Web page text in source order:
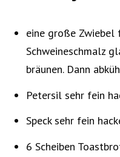
eine große Zwiebel
Schweineschmalz
bräunen. Dann
Petersil sehr fein
Speck sehr fein
6 Scheiben